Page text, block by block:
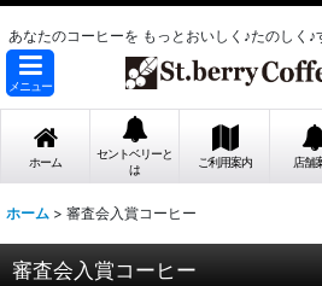
あなたのコーヒーを もっとおいしく♪たのしく
メニュー
ホーム
セントベリーと
は
ご利用案内 店舗
ホーム > 審査会入賞コーヒー
審査会入賞コーヒー